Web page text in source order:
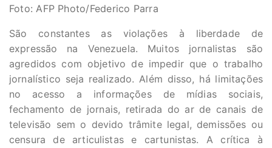
Foto: AFP Photo/Federico Parra
São constantes as violações à liberdade de
expressão na Venezuela. Muitos jornalistas são
agredidos com objetivo de impedir que o trabalho
jornalístico seja realizado. Além disso, há limitações
no acesso a informações de mídias sociais,
fechamento de jornais, retirada do ar de canais de
televisão sem o devido trâmite legal, demissões ou
censura de articulistas e cartunistas. A crítica à